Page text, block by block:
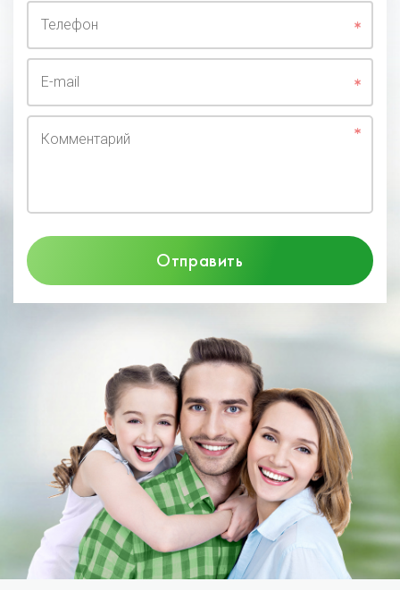
Телефон
E-mail
Комментарий
Отправить